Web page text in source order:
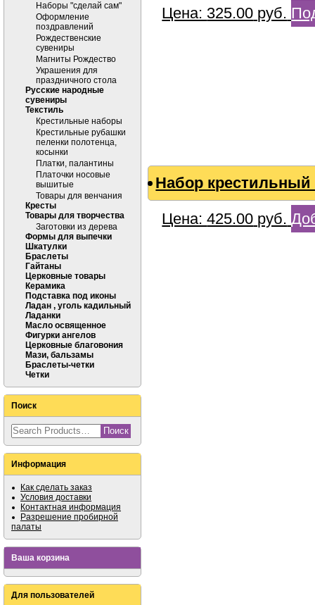
Наборы "сделай сам"
Оформление
поздравлений
Рождественские
сувениры
Магниты Рождество
Украшения для
праздничного стола
Русские народные
сувениры
Текстиль
Крестильные наборы
Крестильные рубашки
пеленки полотенца,
косынки
Платки, палантины
Платочки носовые
вышитые
Товары для венчания
Кресты
Товары для творчества
Заготовки из дерева
Формы для выпечки
Шкатулки
Браслеты
Гайтаны
Церковные товары
Керамика
Подставка под иконы
Ладан , уголь кадильный
Ладанки
Масло освященное
Фигурки ангелов
Церковные благовония
Мази, бальзамы
Браслеты-четки
Четки
Поиск
Информация
Как сделать заказ
Условия доставки
Контактная информация
Разрешение пробирной
палаты
Ваша корзина
Для пользователей
Цена: 325.00 руб.
Набор крестильный
Цена:425.00 руб.